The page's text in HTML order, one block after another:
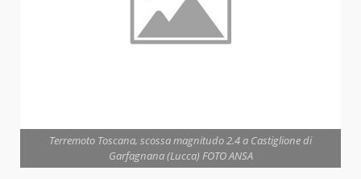
Terremoto Toscana, scossa magnitudo 2.4 a Castiglione di
Garfagnana (Lucca) FOTO ANSA